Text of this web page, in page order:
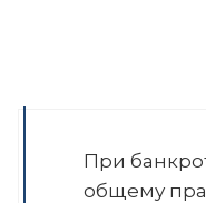
При
общему